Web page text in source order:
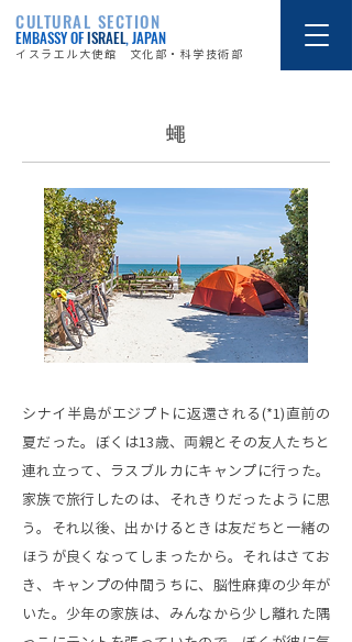
CULTURAL SECTION
EMBASSY OFISRAEL, JAPAN
イスラエル大使館 文化部・科学技術部
蠅
シナイ半島がエジプトに返還される(*1)直前の
夏だった。ぼくは13歳、両親とその友人たちと
連れ立って、ラスブルカにキャンプに行った。
家族で旅行したのは、それきりだったように思
う。それ以後、出かけるときは友だちと一緒の
ほうが良くなってしまったから。それはさてお
き、キャンプの仲間うちに、脳性麻痺の少年が
いた。少年の家族は、みんなから少し離れた隅